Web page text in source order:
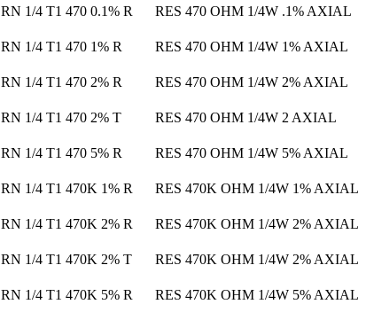
RN 1/4 T1 470 0.1% R
RES 470 OHM 1/4W .1% AXIAL
RN 1/4 T1 470 1% R
RES 470 OHM 1/4W 1% AXIAL
RN 1/4 T1 470 2% R
RES 470 OHM 1/4W 2% AXIAL
RN 1/4 T1 470 2% T
RES 470 OHM 1/4W 2 AXIAL
RN 1/4 T1 470 5% R
RES 470 OHM 1/4W 5% AXIAL
RN 1/4 T1 470K 1% R
RES 470K OHM 1/4W 1% AXIAL
RN 1/4 T1 470K 2% R
RES 470K OHM 1/4W 2% AXIAL
RN 1/4 T1 470K 2% T
RES 470K OHM 1/4W 2% AXIAL
RN 1/4 T1 470K 5% R
RES 470K OHM 1/4W 5% AXIAL